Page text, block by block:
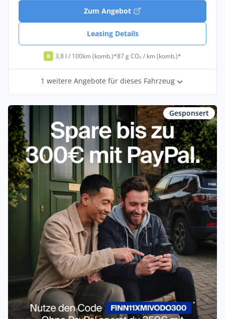
Zum Angebot
Leasing Details
B 3,8 l / 100km (komb.)*87 g CO₂ / km (komb.)*
1 weitere Angebote für dieses Fahrzeug
Gesponsert